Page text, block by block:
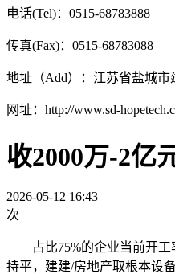
电话(Tel)：0515-68783888
传真(Fax)：0515-68783088
地址（Add）：江苏省盐城
网址：http://www.sd-
收2000万-2亿
2026-05-12 16:43
次
占比75%的企业当前开工
持平，建建/房地产取根本设